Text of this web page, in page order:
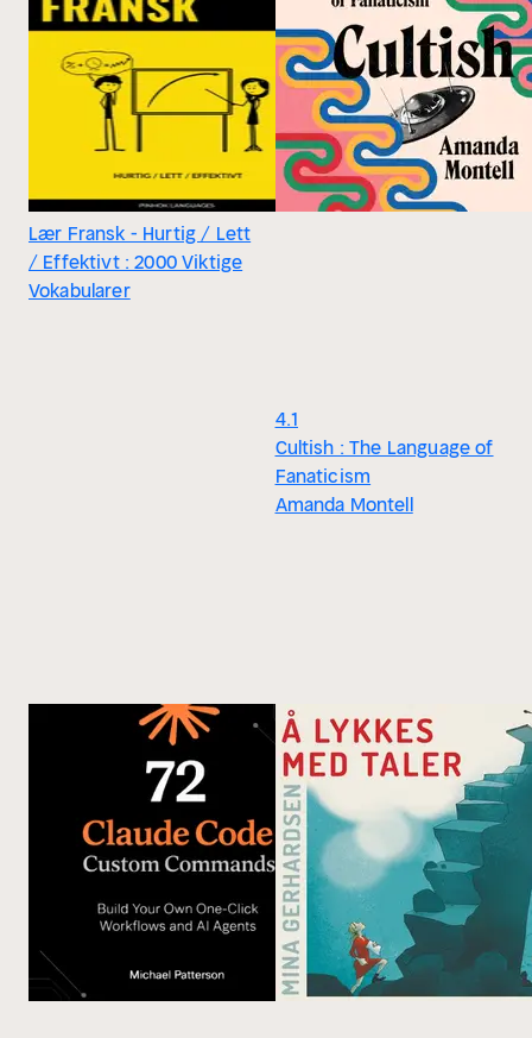
Lær Fransk - Hurtig / Lett
/ Effektivt : 2000 Viktige
Vokabularer
4.1
Cultish : The Language of
Fanaticism
Amanda Montell